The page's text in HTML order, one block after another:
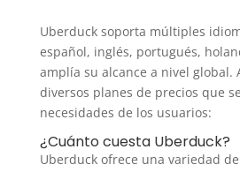
Uberduck soporta múltiples
español, inglés, portugués,
amplía su alcance a nivel global.
diversos planes de precios que
necesidades de los usuarios:
¿Cuánto cuesta Uberduck?
Uberduck ofrece una variedad